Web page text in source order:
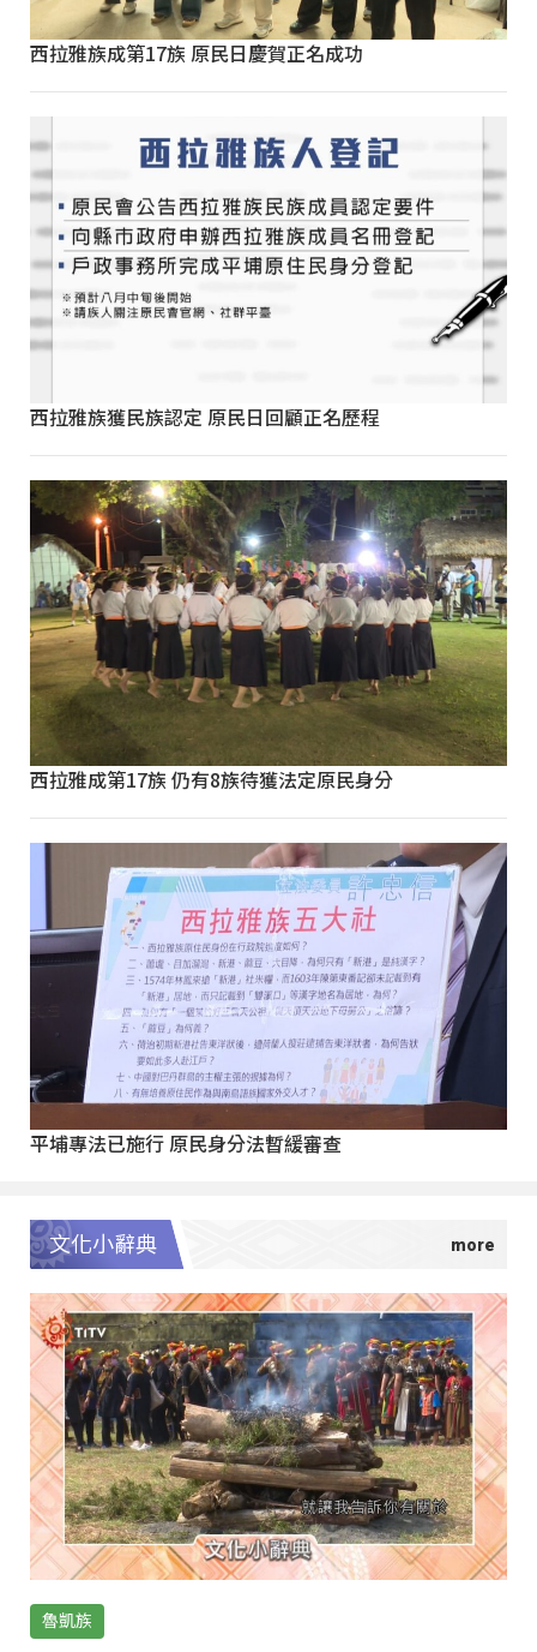
西拉雅族成第17族 原民日慶賀正名成功
西拉雅族獲民族認定 原民日回顧正名歷程
西拉雅成第17族 仍有8族待獲法定原民身分
平埔專法已施行 原民身分法暫緩審查
文化小辭典
魯凱族